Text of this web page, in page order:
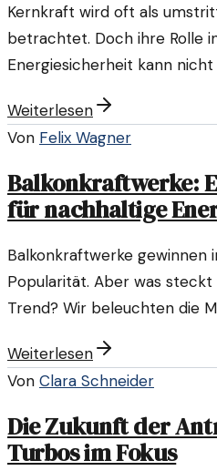
Kernkraft wird oft als
betrachtet. Doch ihre Rolle
Energiesicherheit kann
Energieanforderungen.
Weiterlesen
Von Felix Wagner
Balkonkraftwerke:
für nachhaltige
Balkonkraftwerke gewinnen
Popularität. Aber was
Trend? Wir beleuchten die
Weiterlesen
Von Clara Schneider
Die Zukunft der
Turbos im Fokus